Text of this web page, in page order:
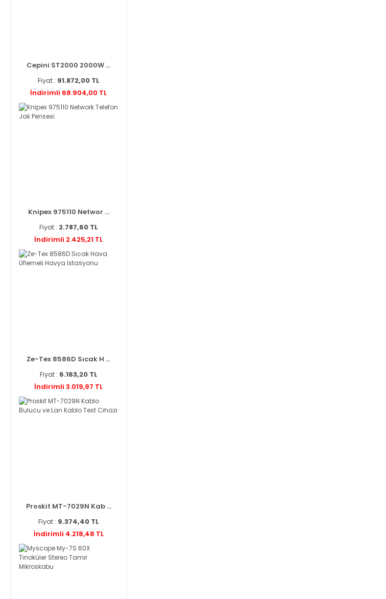
Cepini ST2000 2000W ...
Fiyat : 91.872,00 TL
İndirimli 68.904,00 TL
Knipex 975110 Networ ...
Fiyat : 2.787,60 TL
İndirimli 2.425,21 TL
Ze-Tex 8586D Sıcak H ...
Fiyat : 6.163,20 TL
İndirimli 3.019,97 TL
Proskit MT-7029N Kab ...
Fiyat : 9.374,40 TL
İndirimli 4.218,48 TL